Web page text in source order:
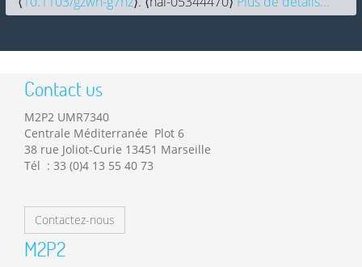
Contact us
M2P2 UMR7340
Centrale Méditerranée Plot 6
38 rue Joliot-Curie 13451 Marseille
Tél : 33 (0)4 13 55 40 73
Contactez-nous
M2P2